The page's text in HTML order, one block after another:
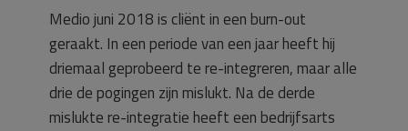
Medio juni 2018 is cliënt in een burn-out
geraakt. In een periode van een jaar heeft hij
driemaal geprobeerd te re-integreren, maar alle
drie de pogingen zijn mislukt. Na de derde
mislukte re-integratie heeft een bedrijfsarts